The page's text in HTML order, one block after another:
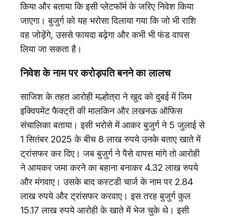
किया और बताया कि इसी प्लेटफॉर्म के जरिए निवेश किया
जाएगा। बुजुर्ग को यह भरोसा दिलाया गया कि जो भी राशि
वह जोड़ेंगे, उससे फायदा बढ़ेगा और कभी भी फंड वापस
लिया जा सकता है।
निवेश के नाम पर करोड़पति बनने का लालच
साजिश के तहत आरोही मल्होत्रा ने खुद को दुबई में जिम
इक्विपमेंट फैक्ट्री की मालकिन और लखनऊ ऑफिस
संचालिका बताया। इसी भरोसे में आकर बुजुर्ग ने 5 जुलाई से
1 सितंबर 2025 के बीच 8 लाख रुपये उनके बताए खाते में
ट्रांसफर कर दिए। जब बुजुर्ग ने पैसे वापस मांगे तो आरोही
ने आयकर जमा करने का बहाना बनाकर 4.32 लाख रुपये
और मंगवाए। उसके बाद कस्टडी चार्ज के नाम पर 2.84
लाख रुपये और ट्रांसफर करवाए। इस तरह बुजुर्ग कुल
15.17 लाख रुपये आरोही के खाते में भेज चुके थे। इसी